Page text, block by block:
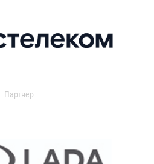
Партнер